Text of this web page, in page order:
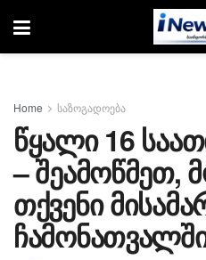
Home საზოგადოება
წყალი 16
– შეამოწმეთ,
თქვენი